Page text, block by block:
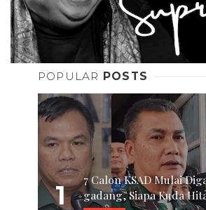
POPULAR POSTS
1
7 Calon KSAD Mulai
gadang, Siapa Kuda